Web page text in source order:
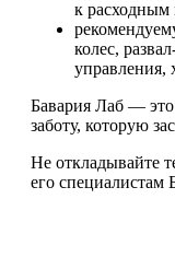
к расходным
колес,
управления,
Бавария Лаб —
заботу, которую
Не откладывайте
его специалистам